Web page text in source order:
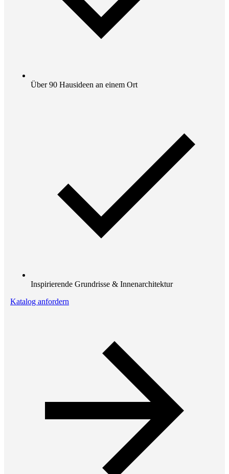
Über 90 Hausideen an einem Ort
Inspirierende Grundrisse & Innenarchitektur
Katalog anfordern